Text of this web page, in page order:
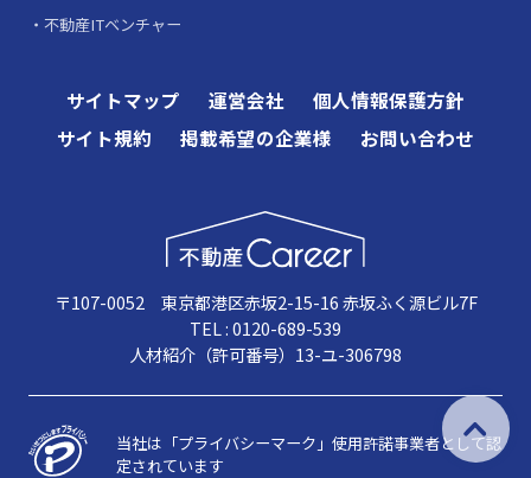
不動産ITベンチャー
サイトマップ 運営会社
個人情報保護方針
サイト規約
掲載希望の企業様 お問い合わせ
〒107-0052 東京都港区赤坂2-15-16 赤坂ふく源ビル7F
TEL : 0120-689-539
人材紹介（許可番号）13-ユ-306798
当社は「プライバシーマーク」使用許諾事業者として認
定されています